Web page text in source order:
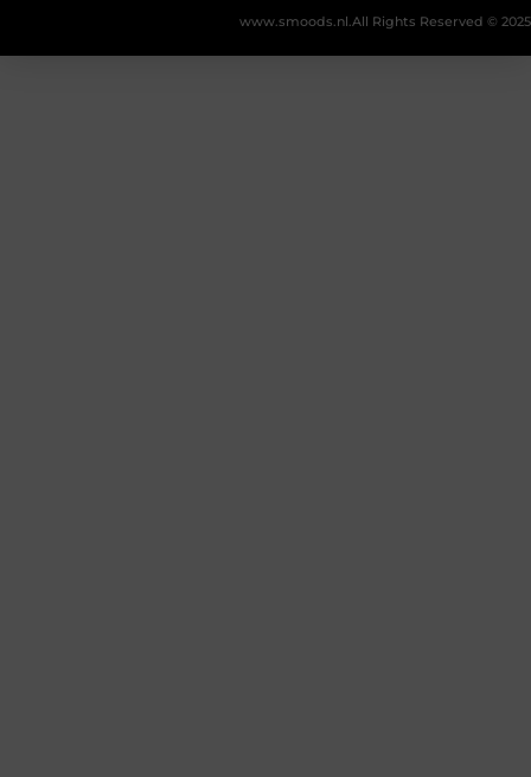
All Rights Reserved © 2025
www.smoods.nl.